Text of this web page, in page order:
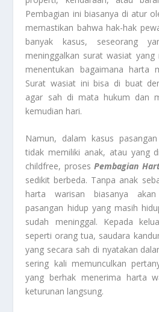
Pembagian ini biasanya di atur
memastikan bahwa hak-hak
banyak kasus, seseorang
meninggalkan surat wasiat
menentukan bagaimana harta
Surat wasiat ini bisa di buat
agar sah di mata hukum dan
kemudian hari.
Namun, dalam kasus
tidak memiliki anak, atau yang
childfree, prosesPembagian
sedikit berbeda. Tanpa anak
harta warisan biasanya
pasangan hidup yang masih
sudah meninggal. Kepada
seperti orang tua, saudara
yang secara sah di nyatakan
sering kali memunculkan
yang berhak menerima harta
keturunan langsung.